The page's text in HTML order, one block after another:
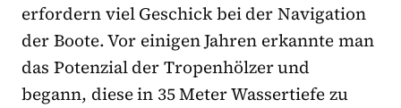
erfordern viel Geschick bei der Navigation
der Boote. Vor einigen Jahren erkannte man
das Potenzial der Tropenhölzer und
begann, diese in 35 Meter Wassertiefe zu